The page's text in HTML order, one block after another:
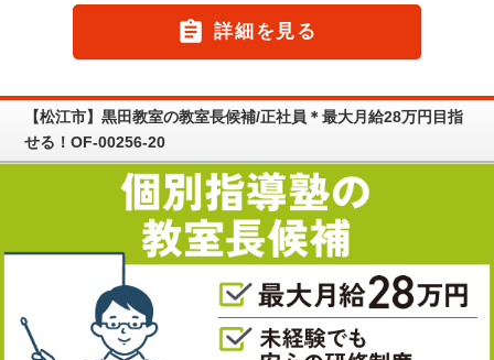
 詳細を見る
【松江市】黒田教室の教室長候補/正社員＊最大月給28万円目指
せる！OF-00256-20